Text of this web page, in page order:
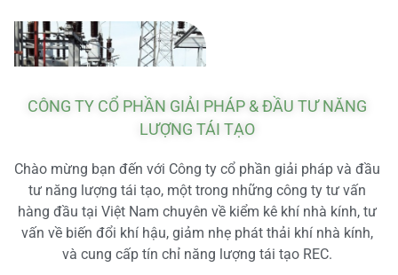
CÔNG TY CỔ PHẦN GIẢI PHÁP & ĐẦU TƯ NĂNG
LƯỢNG TÁI TẠO
Chào mừng bạn đến với Công ty cổ phần giải pháp và đầu
tư năng lượng tái tạo, một trong những công ty tư vấn
hàng đầu tại Việt Nam chuyên về kiểm kê khí nhà kính, tư
vấn về biến đổi khí hậu, giảm nhẹ phát thải khí nhà kính,
và cung cấp tín chỉ năng lượng tái tạo REC.